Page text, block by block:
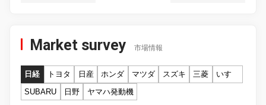
Market survey 市場情報
日経 トヨタ 日産 ホンダ マツダ スズキ 三菱
いすゞ
SUBARU
日野 ヤマハ発動機